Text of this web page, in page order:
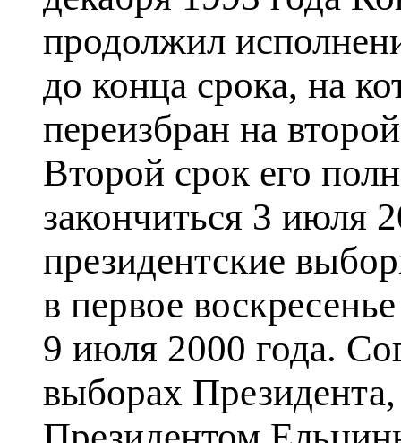
продолжил
до конца срока, на
переизбран на
Второй срок его
закончиться 3 июля
президентские
в первое
9 июля 2000 года.
выборах